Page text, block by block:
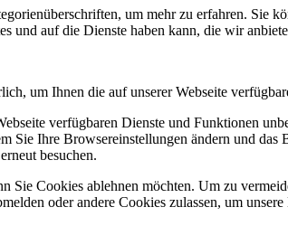
um mehr zu erfahren. Sie
und auf die Dienste haben kann, die wir
um Ihnen die auf unserer Webseite
verfügbaren Dienste und Funktionen
Sie Ihre Browsereinstellungen ändern und
besuchen.
Sie Cookies ablehnen möchten. Um zu
oder andere Cookies zulassen, um